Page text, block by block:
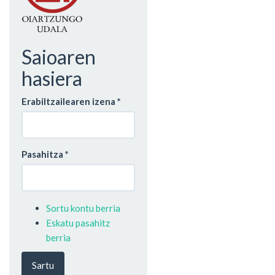
Saioaren
hasiera
Erabiltzailearen izena *
Pasahitza *
Sortu kontu berria
Eskatu pasahitz
berria
Sartu